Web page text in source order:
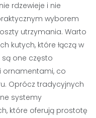
rdzewieje i nie
wyborem
utrzymania. Warto
kutych, które łączą w
one często
ornamentami, co
Oprócz tradycyjnych
systemy
które oferują prostotę